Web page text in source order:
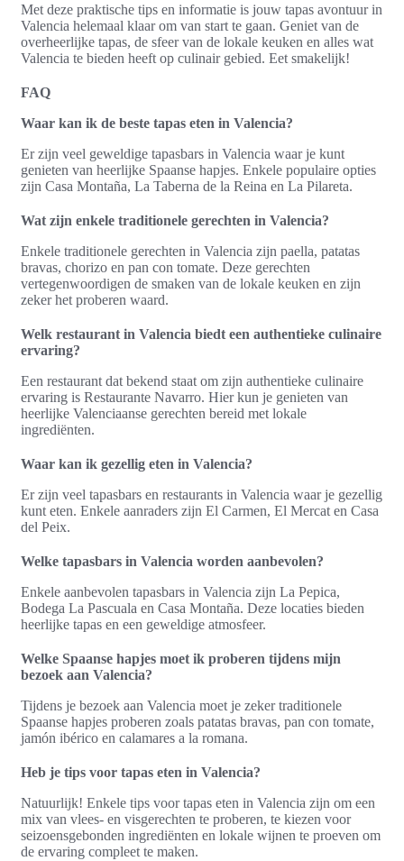
Met deze praktische tips en informatie is jouw tapas avontuur in
Valencia helemaal klaar om van start te gaan. Geniet van de
overheerlijke tapas, de sfeer van de lokale keuken en alles wat
Valencia te bieden heeft op culinair gebied. Eet smakelijk!
FAQ
Waar kan ik de beste tapas eten in Valencia?
Er zijn veel geweldige tapasbars in Valencia waar je kunt
genieten van heerlijke Spaanse hapjes. Enkele populaire opties
zijn Casa Montaña, La Taberna de la Reina en La Pilareta.
Wat zijn enkele traditionele gerechten in Valencia?
Enkele traditionele gerechten in Valencia zijn paella, patatas
bravas, chorizo en pan con tomate. Deze gerechten
vertegenwoordigen de smaken van de lokale keuken en zijn
zeker het proberen waard.
Welk restaurant in Valencia biedt een authentieke culinaire
ervaring?
Een restaurant dat bekend staat om zijn authentieke culinaire
ervaring is Restaurante Navarro. Hier kun je genieten van
heerlijke Valenciaanse gerechten bereid met lokale
ingrediënten.
Waar kan ik gezellig eten in Valencia?
Er zijn veel tapasbars en restaurants in Valencia waar je gezellig
kunt eten. Enkele aanraders zijn El Carmen, El Mercat en Casa
del Peix.
Welke tapasbars in Valencia worden aanbevolen?
Enkele aanbevolen tapasbars in Valencia zijn La Pepica,
Bodega La Pascuala en Casa Montaña. Deze locaties bieden
heerlijke tapas en een geweldige atmosfeer.
Welke Spaanse hapjes moet ik proberen tijdens mijn
bezoek aan Valencia?
Tijdens je bezoek aan Valencia moet je zeker traditionele
Spaanse hapjes proberen zoals patatas bravas, pan con tomate,
jamón ibérico en calamares a la romana.
Heb je tips voor tapas eten in Valencia?
Natuurlijk! Enkele tips voor tapas eten in Valencia zijn om een
mix van vlees- en visgerechten te proberen, te kiezen voor
seizoensgebonden ingrediënten en lokale wijnen te proeven om
de ervaring compleet te maken.